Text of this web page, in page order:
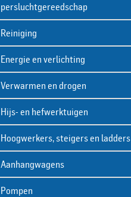
persluchtgereedschap
Reiniging
Energie en verlichting
Verwarmen en drogen
Hijs- en hefwerktuigen
Hoogwerkers, steigers en ladders
Aanhangwagens
Pompen